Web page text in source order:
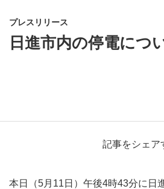
プレスリリース
日進市内の停電につ
記事をシェア
本日（5月11日）午後4時43分に日